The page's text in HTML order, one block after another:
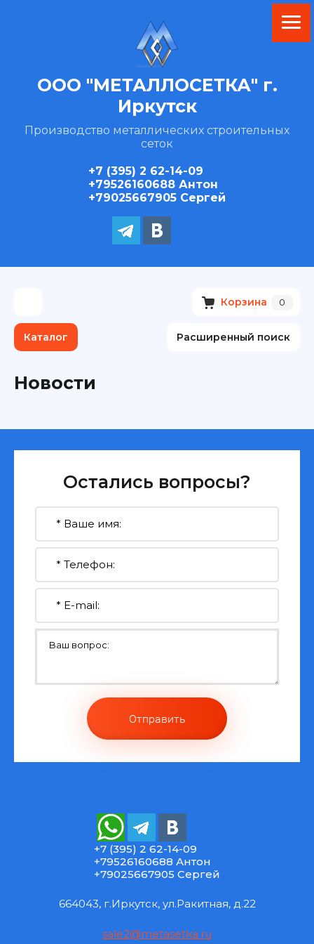
ООО "МЕТАЛЛОСЕТКА" г.
Иркутск
Производство металлических строительных
сеток
+7 (395) 2 62-14-09
+79526160688 Антон
+79025667905 Сергей
Корзина 0
Каталог Расширенный поиск
Новости
Остались вопросы?
Отправить
+7 (395) 2 62-14-09
+79526160688 Антон
+79025667905 Сергей
664043, г.Иркутск, ул.Ракитная, д.22
sale2@metasetka.ru